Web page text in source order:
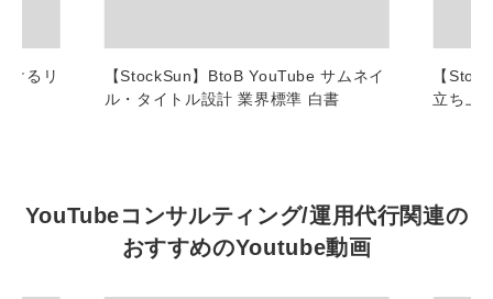
常勤監査役
内部監査室長
けるリ
【StockSun】BtoB YouTube サムネイ
ル・タイトル設計 業界標準 白書
【
立ち上
YouTubeコンサルティング/運用代行関連の
おすすめのYoutube動画